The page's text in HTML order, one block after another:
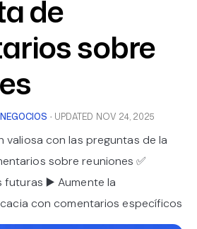
de
sobre
NEGOCIOS · UPDATED NOV 24, 2025
valiosa con las preguntas de la
sobre reuniones ✅
futuras ▶️ Aumente la
con comentarios específicos